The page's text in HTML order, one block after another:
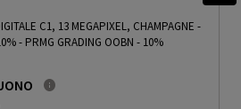
C1, 13 MEGAPIXEL, CHAMPAGNE -
- PRMG GRADING OOBN - 10%